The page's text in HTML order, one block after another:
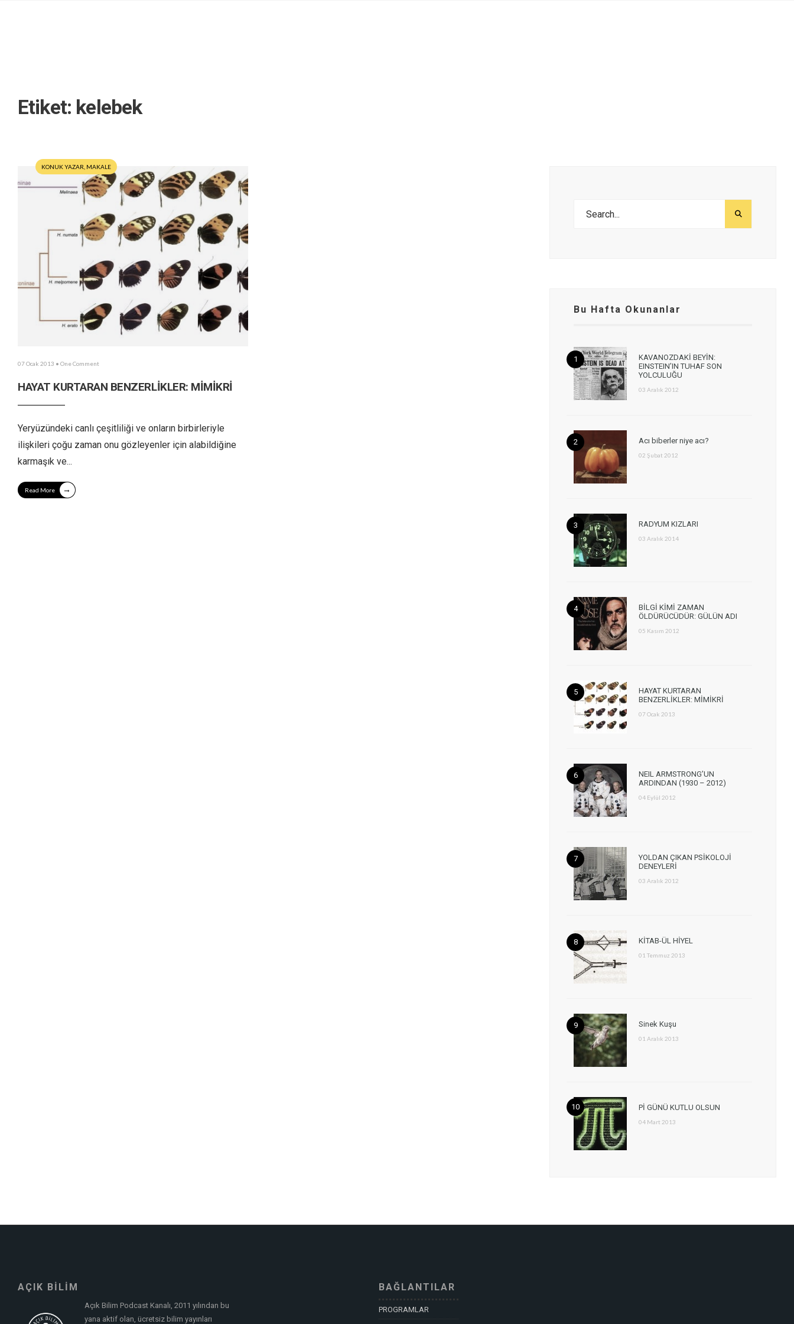
Etiket: kelebek
KONUK YAZAR MAKALE
07 Ocak 2013 • One Comment
HAYAT KURTARAN BENZERLİKLER: MİMİKRİ
Yeryüzündeki canlı çeşitliliği ve onların birbirleriyle
ilişkileri çoğu zaman onu gözleyenler için alabildiğine
karmaşık ve...
Read More →
Bu Hafta Okunanlar
KAVANOZDAKİ BEYİN:
EINSTEIN’IN TUHAF SON
YOLCULUĞU
03 Aralık 2012
Acı biberler niye acı?
02 Şubat 2012
RADYUM KIZLARI
03 Aralık 2014
BİLGİ KİMİ ZAMAN
ÖLDÜRÜCÜDÜR: GÜLÜN ADI
05 Kasım 2012
HAYAT KURTARAN
BENZERLİKLER: MİMİKRİ
07 Ocak 2013
NEIL ARMSTRONG’UN
ARDINDAN (1930 – 2012)
04 Eylül 2012
YOLDAN ÇIKAN PSİKOLOJİ
DENEYLERİ
03 Aralık 2012
KİTAB-ÜL HİYEL
01 Temmuz 2013
Sinek Kuşu
01 Aralık 2013
Pİ GÜNÜ KUTLU OLSUN
04 Mart 2013
AÇIK BİLİM
Açık Bilim Podcast Kanalı, 2011 yılından bu
yana aktif olan, ücretsiz bilim yayınları
BAĞLANTILAR
PROGRAMLAR